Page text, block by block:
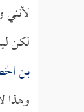
لكن
بن
وهذا